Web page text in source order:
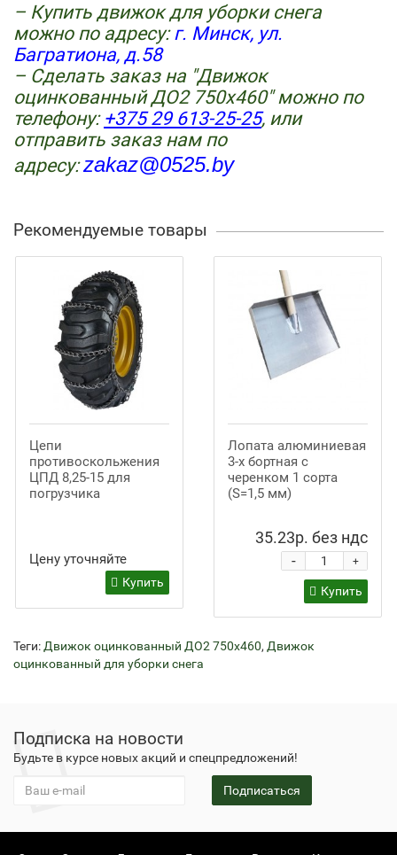
– Купить движок для уборки снега
можно по адресу:г. Минск, ул.
Багратиона, д.58
– Сделать заказ на "Движок
оцинкованный ДО2 750х460"можно по
телефону: +375 29 613-25-25, или
отправить заказ нам по
адресу: zakaz@0525.by
Рекомендуемые товары
Цепи
противоскольжения
ЦПД 8,25-15 для
погрузчика
Цену уточняйте
Купить
Лопата алюминиевая
3-х бортная с
черенком 1 сорта
(S=1,5 мм)
35.23р. без ндс
+
-
Купить
Теги: Движок оцинкованный ДО2 750х460, Движок
оцинкованный для уборки снега
Подписка на новости
Будьте в курсе новых акций и спецпредложений!
Подписаться